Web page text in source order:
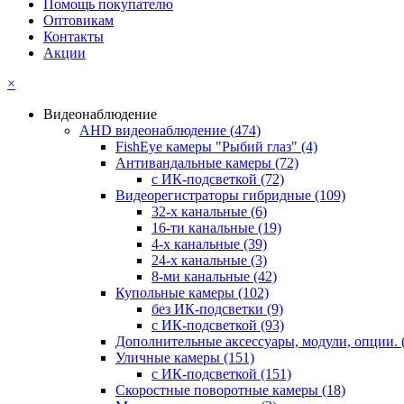
Помощь покупателю
Оптовикам
Контакты
Акции
×
Видеонаблюдение
AHD видеонаблюдение (474)
FishEye камеры "Рыбий глаз" (4)
Антивандальные камеры (72)
с ИК-подсветкой (72)
Видеорегистраторы гибридные (109)
32-х канальные (6)
16-ти канальные (19)
4-х канальные (39)
24-х канальные (3)
8-ми канальные (42)
Купольные камеры (102)
без ИК-подсветки (9)
с ИК-подсветкой (93)
Дополнительные аксессуары, модули, опции.
Уличные камеры (151)
с ИК-подсветкой (151)
Скоростные поворотные камеры (18)